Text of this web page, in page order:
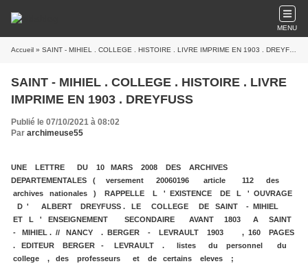
MENU
Accueil » SAINT - MIHIEL . COLLEGE . HISTOIRE . LIVRE IMPRIME EN 1903 . DREYFUSS
SAINT - MIHIEL . COLLEGE . HISTOIRE . LIVRE
IMPRIME EN 1903 . DREYFUSS
Publié le 07/10/2021 à 08:02
Par archimeuse55
UNE LETTRE DU 10 MARS 2008 DES ARCHIVES
DEPARTEMENTALES ( versement 20060196 article 112 des
archives nationales ) RAPPELLE L ' EXISTENCE DE L ' OUVRAGE
D ' ALBERT DREYFUSS . LE COLLEGE DE SAINT - MIHIEL
ET L ' ENSEIGNEMENT SECONDAIRE AVANT 1803 A SAINT
- MIHIEL . // NANCY . BERGER - LEVRAULT 1903 , 160 PAGES
. EDITEUR BERGER - LEVRAULT . listes du personnel du
college , des professeurs et de certains eleves ;